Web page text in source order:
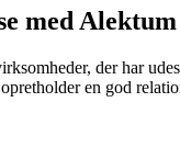
med Alektum
der har
en god